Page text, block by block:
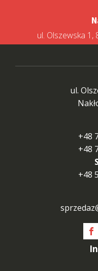
ul. Olszewska
ul.
+48
+48
+48